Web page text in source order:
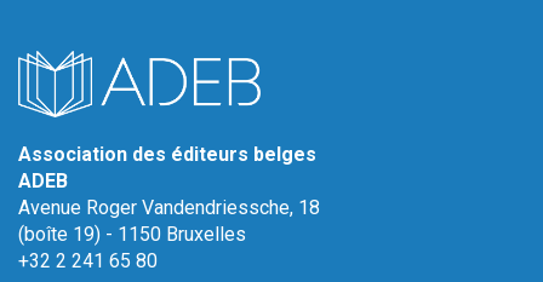
Association des éditeurs belges
ADEB
Avenue Roger Vandendriessche, 18
(boîte 19) - 1150 Bruxelles
+32 2 241 65 80